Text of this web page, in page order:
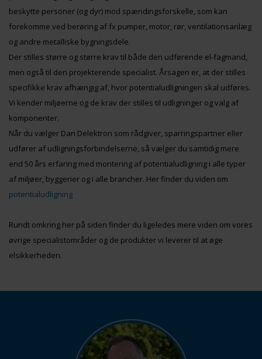
beskytte personer (og dyr) mod spændingsforskelle, som kan
forekomme ved berøring af fx pumper, motor, rør, ventilationsanlæg
og andre metalliske bygningsdele.
Der stilles større og større krav til både den udførende el-fagmand,
men også til den projekterende specialist. Årsagen er, at der stilles
specifikke krav afhængig af, hvor potentialudligningen skal udføres.
Vi kender miljøerne og de krav der stilles til udligninger og valg af
komponenter.
Når du vælger Dan Delektron som rådgiver, sparringspartner eller
udfører af udligningsforbindelserne, så vælger du samtidig mere
end 50 års erfaring med montering af potentialudligning i alle typer
af miljøer, byggerier og i alle brancher. Her finder du viden om
potentialudligning
Rundt omkring her på siden finder du ligeledes mere viden om vores
øvrige specialistområder og de produkter vi leverer til at øge
elsikkerheden.